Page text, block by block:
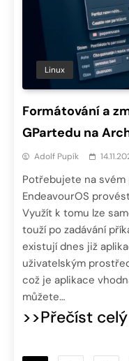
Linux
Formátování a
GPartedu na
Adolf Pupík
Potřebujete na
EndeavourOS
Využít k tomu lze
touží po zadávání
existují dnes již
uživatelským
což je aplikace
můžete…
>>Přečíst